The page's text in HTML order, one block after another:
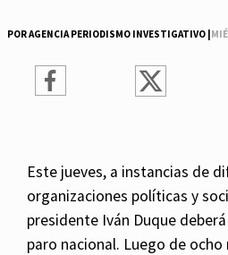
POR AGENCIA PERIODISMO INVESTIGATIVO |
Este jueves, a instancias de
organizaciones políticas y
presidente Iván Duque
paro nacional. Luego de